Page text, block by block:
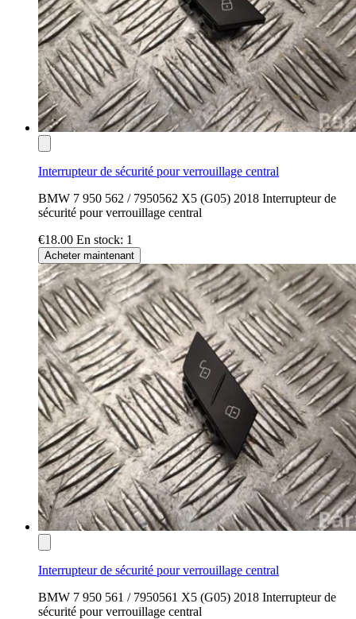
Interrupteur de sécurité pour verrouillage central
BMW 7 950 562 / 7950562 X5 (G05) 2018 Interrupteur de
sécurité pour verrouillage central
€18.00 En stock: 1
Acheter maintenant
Interrupteur de sécurité pour verrouillage central
BMW 7 950 561 / 7950561 X5 (G05) 2018 Interrupteur de
sécurité pour verrouillage central